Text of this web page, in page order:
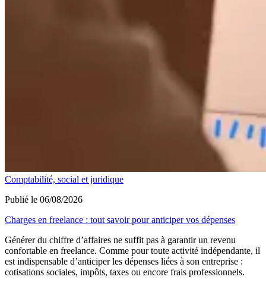
Comptabilité, social et juridique
Publié le 06/08/2026
Charges en freelance : tout savoir pour anticiper vos dépenses
Générer du chiffre d’affaires ne suffit pas à garantir un revenu
confortable en freelance. Comme pour toute activité indépendante, il
est indispensable d’anticiper les dépenses liées à son entreprise :
cotisations sociales, impôts, taxes ou encore frais professionnels.